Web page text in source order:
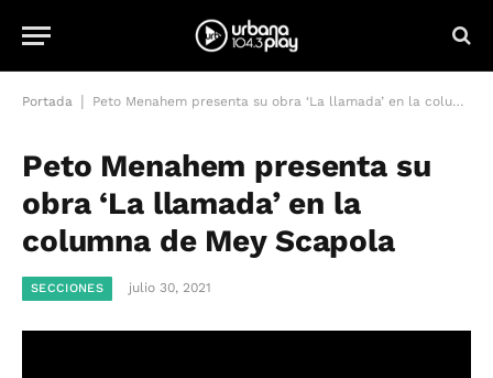
Portada Peto Menahem presenta su obra ‘La llamada’ en la columna de Mey Scapola
Peto Menahem presenta su
obra ‘La llamada’ en la
columna de Mey Scapola
SECCIONES julio 30, 2021